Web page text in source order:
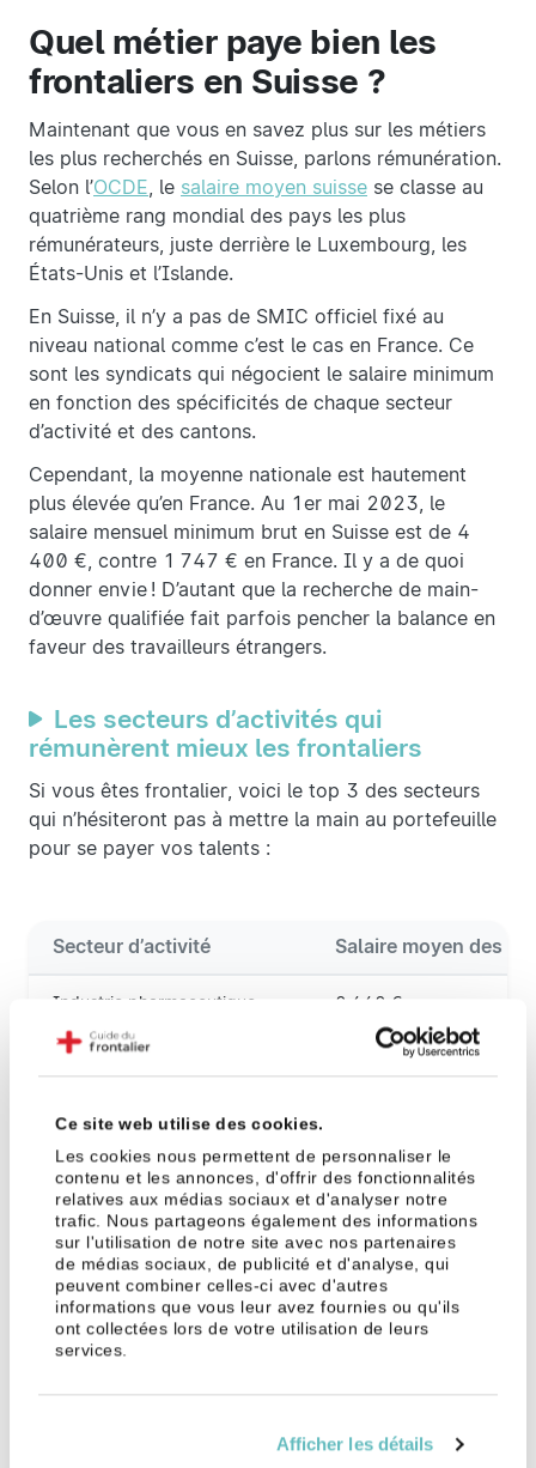
Ce site web utilise des cookies.
Les cookies nous permettent de personnaliser le
contenu et les annonces, d'offrir des fonctionnalités
relatives aux médias sociaux et d'analyser notre
trafic. Nous partageons également des informations
sur l'utilisation de notre site avec nos partenaires
de médias sociaux, de publicité et d'analyse, qui
peuvent combiner celles-ci avec d'autres
informations que vous leur avez fournies ou qu'ils
ont collectées lors de votre utilisation de leurs
services.
Afficher les détails
Quel métier paye bien les
frontaliers en Suisse ?
Maintenant que vous en savez plus sur les métiers
les plus recherchés en Suisse, parlons rémunération.
Selon l’OCDE, le salaire moyen suisse se classe au
quatrième rang mondial des pays les plus
rémunérateurs, juste derrière le Luxembourg, les
États-Unis et l’Islande.
En Suisse, il n’y a pas de SMIC officiel fixé au
niveau national comme c’est le cas en France. Ce
sont les syndicats qui négocient le salaire minimum
en fonction des spécificités de chaque secteur
d’activité et des cantons.
Cependant, la moyenne nationale est hautement
plus élevée qu’en France. Au 1er mai 2023, le
salaire mensuel minimum brut en Suisse est de 4
400 €, contre 1 747 € en France. Il y a de quoi
donner envie ! D’autant que la recherche de main-
d’œuvre qualifiée fait parfois pencher la balance en
faveur des travailleurs étrangers.
Les secteurs d’activités qui
rémunèrent mieux les frontaliers
Si vous êtes frontalier, voici le top 3 des secteurs
qui n’hésiteront pas à mettre la main au portefeuille
pour se payer vos talents :
Secteur d’activité Salaire moyen des
Industrie pharmaceutique 9 449 €
Assurance
Recherche et Développement
Les différences de salaire entre
Suisses et frontaliers
Oui, la pénurie de main-d’œuvre qualifiée donne
l’avantage aux frontaliers dans certains secteurs
d’activité. Mais la plupart des métiers pourtant très
salaires qui demeurent pour les frontaliers :